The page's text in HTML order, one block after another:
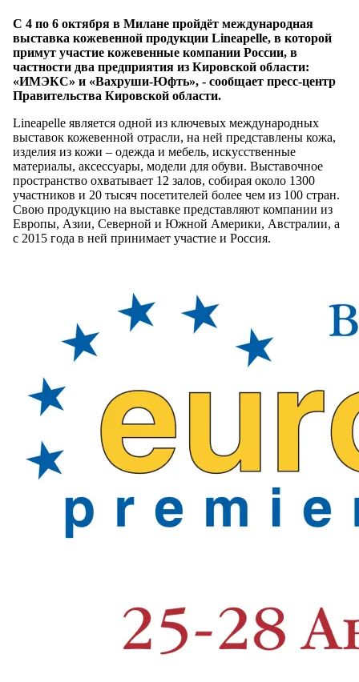
С 4 по 6 октября в Милане пройдёт международная
выставка кожевенной продукции Lineapelle, в которой
примут участие кожевенные компании России, в
частности два предприятия из Кировской области:
«ИМЭКС» и «Вахруши-Юфть», - сообщает пресс-центр
Правительства Кировской области.
Lineapelle является одной из ключевых международных
выставок кожевенной отрасли, на ней представлены кожа,
изделия из кожи – одежда и мебель, искусственные
материалы, аксессуары, модели для обуви. Выставочное
пространство охватывает 12 залов, собирая около 1300
участников и 20 тысяч посетителей более чем из 100 стран.
Свою продукцию на выставке представляют компании из
Европы, Азии, Северной и Южной Америки, Австралии, а
с 2015 года в ней принимает участие и Россия.